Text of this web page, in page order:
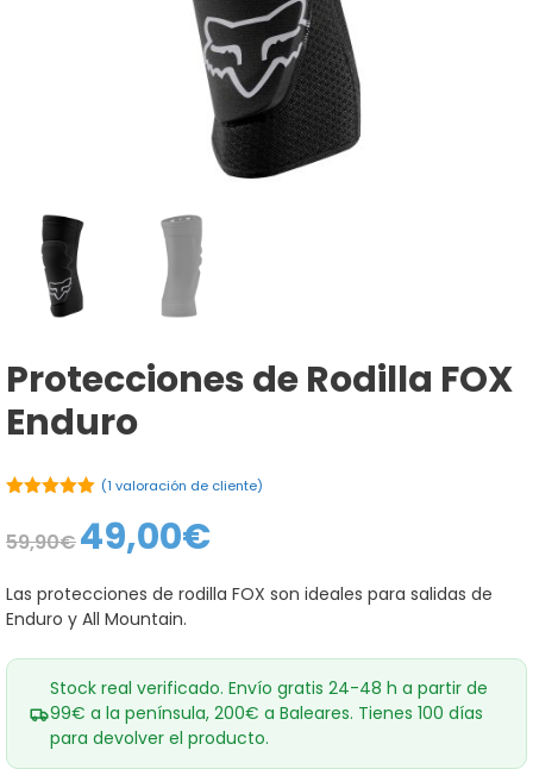
Protecciones de Rodilla FOX
Enduro
(1 valoración de cliente)
59,90€
El
precio
era:
59,90€.
49,00€El
precio
es:
49,00€.
Las protecciones de rodilla FOX son ideales para salidas de
Enduro y All Mountain.
Stock real verificado. Envío gratis 24-48 h a partir de
99€ a la península, 200€ a Baleares. Tienes 100 días
para devolver el producto.